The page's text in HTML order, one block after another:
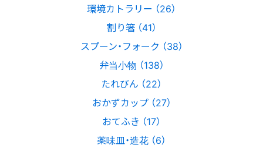
環境カトラリー （26）
割り箸 （41）
スプーン・フォーク （38）
弁当小物 （138）
たれびん （22）
おかずカップ （27）
おてふき （17）
薬味皿・造花 （6）